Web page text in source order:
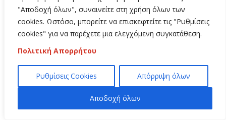
"Αποδοχή όλων", συναινείτε στη χρήση όλων των
cookies. Ωστόσο, μπορείτε να επισκεφτείτε τις "Ρυθμίσεις
cookies" για να παρέχετε μια ελεγχόμενη συγκατάθεση.
Πολιτική Απορρήτου
Ρυθμίσεις Cookies Απόρριψη όλων
Αποδοχή όλων
Related Posts